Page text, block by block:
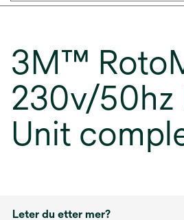
3M™
230v/50hz
Unit
Leter du etter mer?